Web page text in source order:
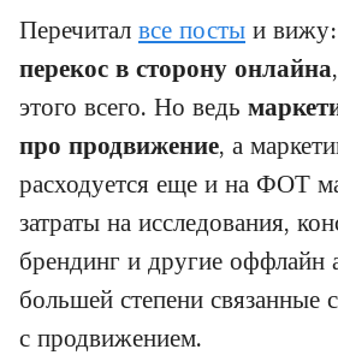
Перечитал все посты и вижу:
перекос в сторону онлайна
этого всего. Но ведь
про продвижение, а
расходуется еще и на ФОТ
затраты на исследования,
брендинг и другие оффлайн
большей степени связанные
с продвижением.